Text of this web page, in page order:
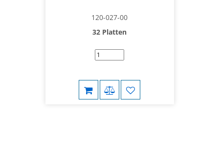
120-027-00
32 Platten